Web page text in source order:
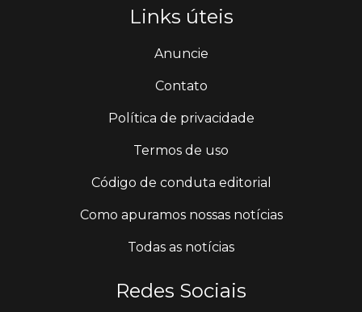
Links úteis
Anuncie
Contato
Política de privacidade
Termos de uso
Código de conduta editorial
Como apuramos nossas notícias
Todas as notícias
Redes Sociais